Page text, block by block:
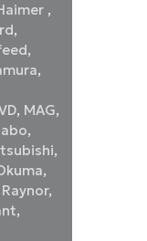
,
,
,
,
, MAG,
,
,
,
Raynor,
,